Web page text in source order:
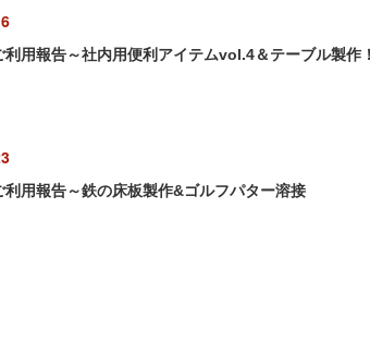
用報告～社内用便利アイテムvol.4＆テーブル製作！
用報告～鉄の床板製作&ゴルフパター溶接